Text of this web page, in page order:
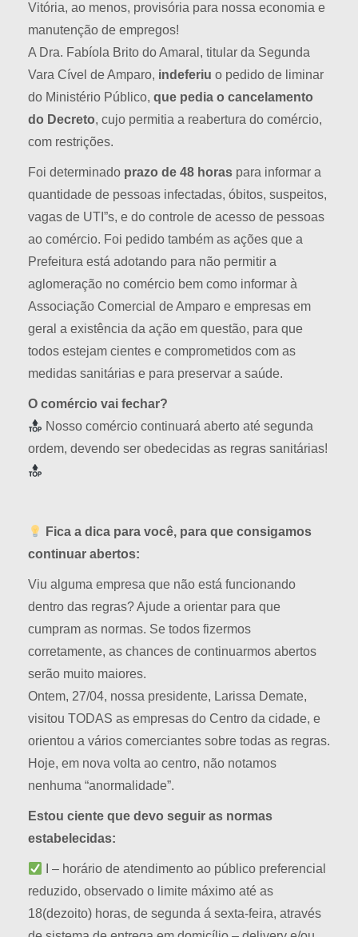
Vitória, ao menos, provisória para nossa economia e
manutenção de empregos!
A Dra. Fabíola Brito do Amaral, titular da Segunda
Vara Cível de Amparo, indeferiu o pedido de liminar
do Ministério Público, que pedia o cancelamento
do Decreto, cujo permitia a reabertura do comércio,
com restrições.
Foi determinado prazo de 48 horas para informar a
quantidade de pessoas infectadas, óbitos, suspeitos,
vagas de UTI”s, e do controle de acesso de pessoas
ao comércio. Foi pedido também as ações que a
Prefeitura está adotando para não permitir a
aglomeração no comércio bem como informar à
Associação Comercial de Amparo e empresas em
geral a existência da ação em questão, para que
todos estejam cientes e comprometidos com as
medidas sanitárias e para preservar a saúde.
O comércio vai fechar?
Nosso comércio continuará aberto até segunda
ordem, devendo ser obedecidas as regras sanitárias!
Fica a dica para você, para que consigamos
continuar abertos:
Viu alguma empresa que não está funcionando
dentro das regras? Ajude a orientar para que
cumpram as normas. Se todos fizermos
corretamente, as chances de continuarmos abertos
serão muito maiores.
Ontem, 27/04, nossa presidente, Larissa Demate,
visitou TODAS as empresas do Centro da cidade, e
orientou a vários comerciantes sobre todas as regras.
Hoje, em nova volta ao centro, não notamos
nenhuma “anormalidade”.
Estou ciente que devo seguir as normas
estabelecidas:
I – horário de atendimento ao público preferencial
reduzido, observado o limite máximo até as
18(dezoito) horas, de segunda á sexta-feira, através